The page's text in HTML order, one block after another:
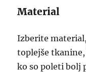
Material
Izberite
toplejše
ko so poleti bolj